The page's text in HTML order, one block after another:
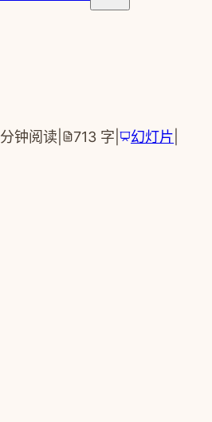
分钟阅读 713 字 幻灯片